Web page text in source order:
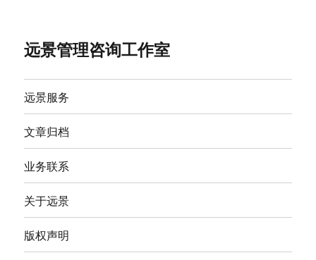
远景管理咨询工作室
远景服务
文章归档
业务联系
关于远景
版权声明